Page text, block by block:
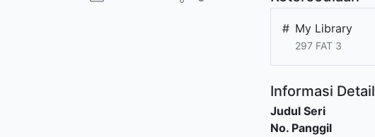
# My Library
297 FAT 3
Informasi Detail
Judul Seri
No. Panggil